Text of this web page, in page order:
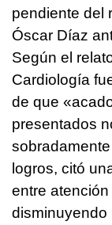
pendiente del
Óscar Díaz
Según el
Cardiología
de que «
presentados
logros, citó
entre
disminuyendo